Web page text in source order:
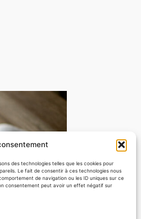
des technologies telles que les cookies pour
Le fait de consentir à ces technologies nous
de navigation ou les ID uniques sur ce
consentement peut avoir un effet négatif sur